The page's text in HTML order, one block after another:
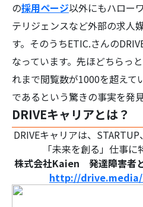
の採用ページ以外にもハロー
テリジェンスなど外部の求人
す。そのうちETIC.さんの
なっています。先ほどちらっ
れまで閲覧数が1000を超えて
であるという驚きの事実を発
DRIVEキャリアとは？
DRIVEキャリアは、
「未来を創る」仕事
株式会社Kaien 発達障害者
http://